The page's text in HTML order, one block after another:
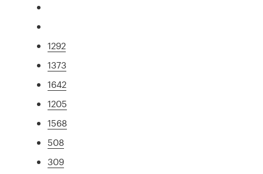
1292
1373
1642
1205
1568
508
309